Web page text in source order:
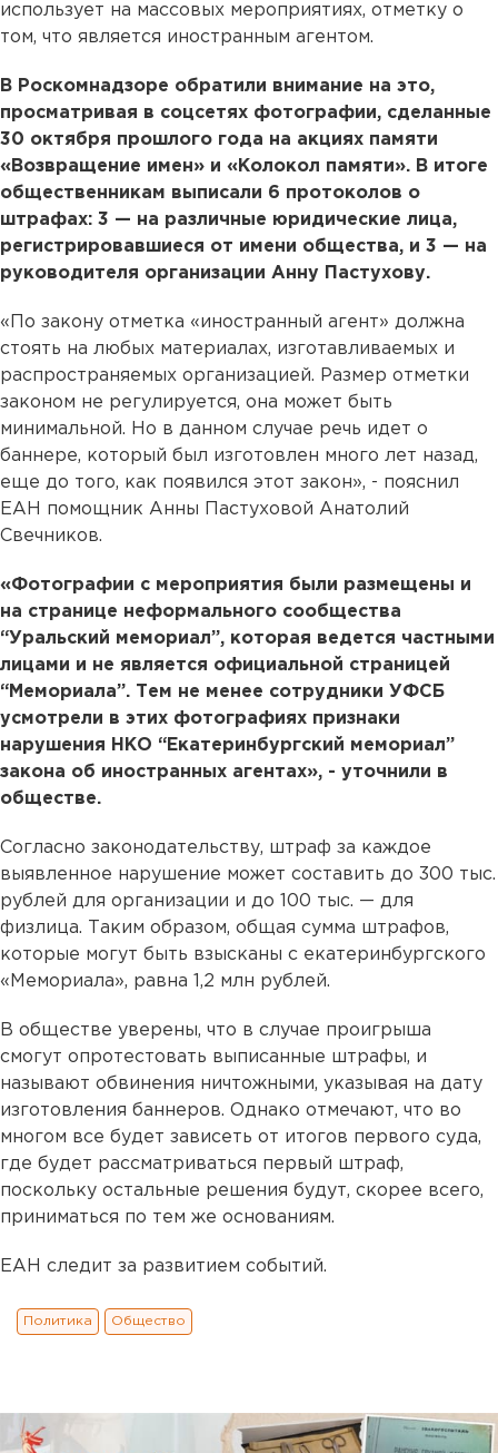
использует на массовых мероприятиях, отметку о
том, что является иностранным агентом.
В Роскомнадзоре обратили внимание на это,
просматривая в соцсетях фотографии, сделанные
30 октября прошлого года на акциях памяти
«Возвращение имен» и «Колокол памяти». В итоге
общественникам выписали 6 протоколов о
штрафах: 3 — на различные юридические лица,
регистрировавшиеся от имени общества, и 3 — на
руководителя организации Анну Пастухову.
«По закону отметка «иностранный агент» должна
стоять на любых материалах, изготавливаемых и
распространяемых организацией. Размер отметки
законом не регулируется, она может быть
минимальной. Но в данном случае речь идет о
баннере, который был изготовлен много лет назад,
еще до того, как появился этот закон», - пояснил
ЕАН помощник Анны Пастуховой Анатолий
Свечников.
«Фотографии с мероприятия были размещены и
на странице неформального сообщества
“Уральский мемориал”, которая ведется частными
лицами и не является официальной страницей
“Мемориала”. Тем не менее сотрудники УФСБ
усмотрели в этих фотографиях признаки
нарушения НКО “Екатеринбургский мемориал”
закона об иностранных агентах», - уточнили в
обществе.
Согласно законодательству, штраф за каждое
выявленное нарушение может составить до 300 тыс.
рублей для организации и до 100 тыс. — для
физлица. Таким образом, общая сумма штрафов,
которые могут быть взысканы с екатеринбургского
«Мемориала», равна 1,2 млн рублей.
В обществе уверены, что в случае проигрыша
смогут опротестовать выписанные штрафы, и
называют обвинения ничтожными, указывая на дату
изготовления баннеров. Однако отмечают, что во
многом все будет зависеть от итогов первого суда,
где будет рассматриваться первый штраф,
поскольку остальные решения будут, скорее всего,
приниматься по тем же основаниям.
ЕАН следит за развитием событий.
Политика Общество